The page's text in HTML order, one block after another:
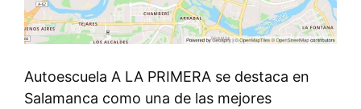
Autoescuela A LA PRIMERA se destaca en
Salamanca como una de las mejores